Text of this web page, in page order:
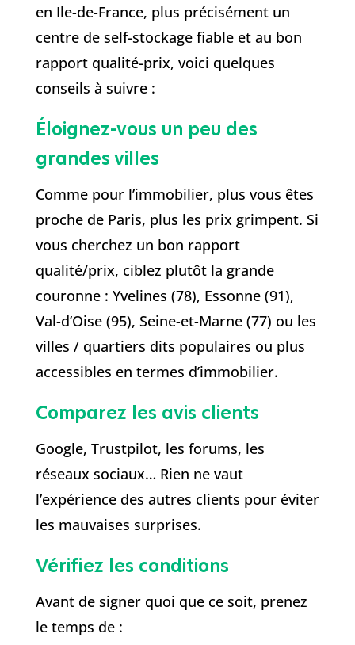
en Ile-de-France, plus précisément un
centre de self-stockage fiable et au bon
rapport qualité-prix, voici quelques
conseils à suivre :
Éloignez-vous un peu des
grandes villes
Comme pour l’immobilier, plus vous êtes
proche de Paris, plus les prix grimpent. Si
vous cherchez un bon rapport
qualité/prix, ciblez plutôt la grande
couronne : Yvelines (78), Essonne (91),
Val-d’Oise (95), Seine-et-Marne (77) ou les
villes / quartiers dits populaires ou plus
accessibles en termes d’immobilier.
Comparez les avis clients
Google, Trustpilot, les forums, les
réseaux sociaux… Rien ne vaut
l’expérience des autres clients pour éviter
les mauvaises surprises.
Vérifiez les conditions
Avant de signer quoi que ce soit, prenez
le temps de :